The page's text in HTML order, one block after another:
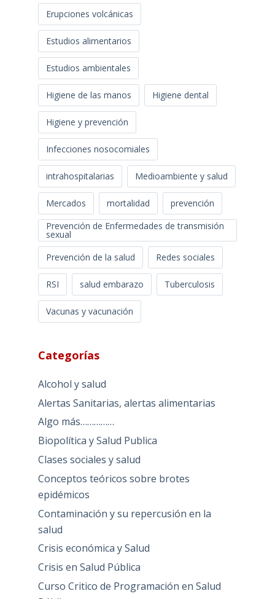
Erupciones volcánicas
Estudios alimentarios
Estudios ambientales
Higiene de las manos Higiene dental
Higiene y prevención
Infecciones nosocomiales
intrahospitalarias Medioambiente y salud
Mercados mortalidad
prevención
Prevención de Enfermedades de transmisión
sexual
Prevención de la salud
Redes sociales
RSI salud embarazo Tuberculosis
Vacunas y vacunación
Categorías
Alcohol y salud
Alertas Sanitarias, alertas alimentarias
Algo más……………
Biopolítica y Salud Publica
Clases sociales y salud
Conceptos teóricos sobre brotes
epidémicos
Contaminación y su repercusión en la
salud
Crisis económica y Salud
Crisis en Salud Pública
Curso Critico de Programación en Salud